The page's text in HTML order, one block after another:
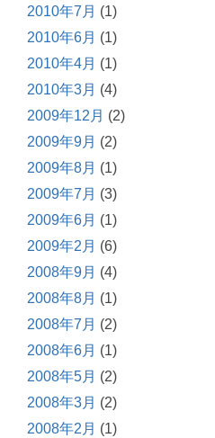
2010年7月 (1)
2010年6月 (1)
2010年4月 (1)
2010年3月 (4)
2009年12月 (2)
2009年9月 (2)
2009年8月 (1)
2009年7月 (3)
2009年6月 (1)
2009年2月 (6)
2008年9月 (4)
2008年8月 (1)
2008年7月 (2)
2008年6月 (1)
2008年5月 (2)
2008年3月 (2)
2008年2月 (1)